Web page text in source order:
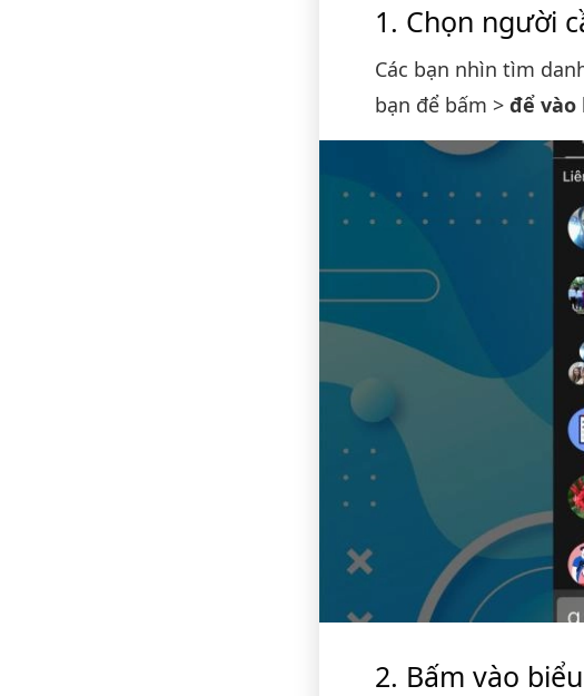
Chọn người
Các bạn nhìn tìm
bạn để bấm > để
Bấm vào